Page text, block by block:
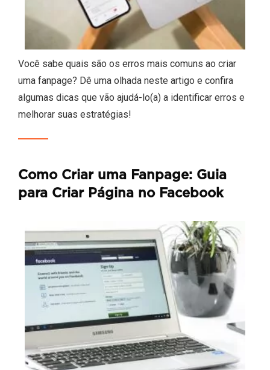
Você sabe quais são os erros mais comuns ao criar
uma fanpage? Dê uma olhada neste artigo e confira
algumas dicas que vão ajudá-lo(a) a identificar erros e
melhorar suas estratégias!
Como Criar uma Fanpage: Guia
para Criar Página no Facebook